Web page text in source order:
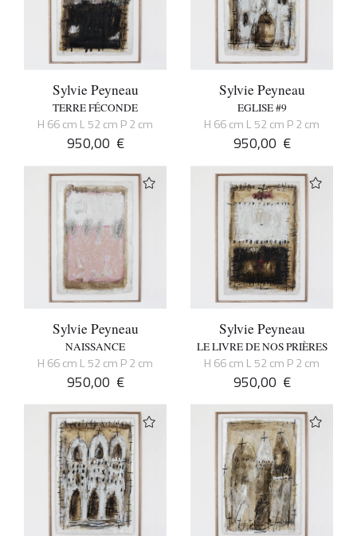
Sylvie Peyneau
TERRE FÉCONDE
H 66 cm L 52 cm P 2 cm
950,00 €
Sylvie Peyneau
EGLISE #9
H 66 cm L 52 cm P 2 cm
950,00 €
Sylvie Peyneau
NAISSANCE
H 66 cm L 52 cm P 2 cm
950,00 €
Sylvie Peyneau
LE LIVRE DE NOS PRIÈRES
H 66 cm L 52 cm P 2 cm
950,00 €